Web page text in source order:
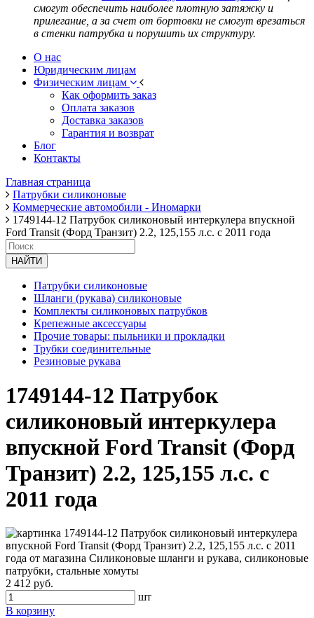
смогут обеспечить наиболее плотную затяжку и
прилегание, а за счет от бортовки не смогут врезаться
в стенки патрубка и порушить их структуру.
О нас
Юридическим лицам
Физическим лицам
Как оформить заказ
Оплата заказов
Доставка заказов
Гарантия и возврат
Блог
Контакты
Главная страница
Патрубки силиконовые
Коммерческие автомобили - Иномарки
1749144-12 Патрубок силиконовый интеркулера впускной
Ford Transit (Форд Транзит) 2.2, 125,155 л.с. с 2011 года
НАЙТИ
Патрубки силиконовые
Шланги (рукава) силиконовые
Комплекты силиконовых патрубков
Крепежные аксессуары
Прочие товары: пыльники и прокладки
Трубки соединительные
Резиновые рукава
1749144-12 Патрубок
силиконовый интеркулера
впускной Ford Transit (Форд
Транзит) 2.2, 125,155 л.с. с
2011 года
2 412 руб.
шт
В корзину